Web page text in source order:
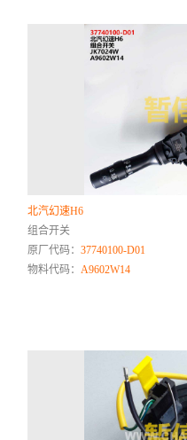
北汽幻速H6
组合开关
原厂代码：37740100-D01
物料代码： A9602W14